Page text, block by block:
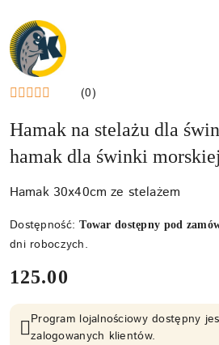
NAZWA
PRODUCENTA:
KRAINA
TUPTUSIA
(0)
Hamak na stelażu dla
hamak dla świnki morskiej
Hamak 30x40cm ze stelażem
Dostępność:Towar dostępny pod
dni roboczych.
cena:
125.00
Program lojalnościowy dostępny
zalogowanych klientów.